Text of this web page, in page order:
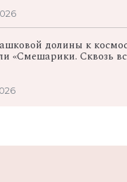
долины к
«Смешарики. Сквозь